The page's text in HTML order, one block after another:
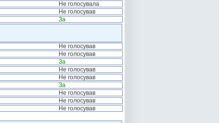
Не голосувала
Не голосував
За
Не голосував
Не голосував
За
Не голосував
Не голосував
За
Не голосував
Не голосував
Не голосував